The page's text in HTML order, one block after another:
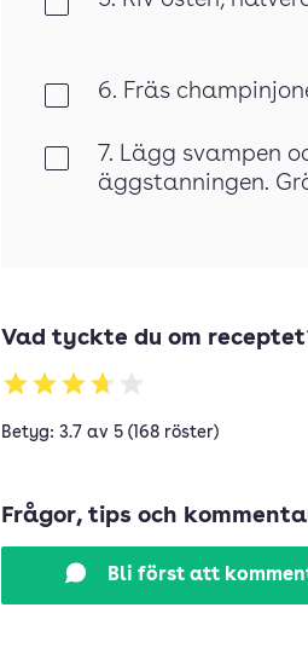
6. Fräs
7. Lägg svampen
äggstanningen.
Vad tyckte du om
Betyg: 3.7 av 5 (168 röster)
Frågor, tips och
Bli först att